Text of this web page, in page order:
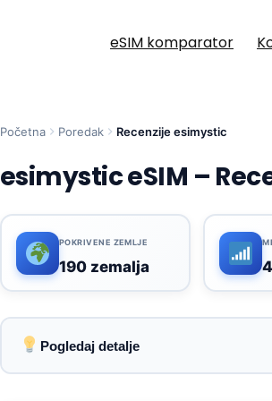
eSIM komparator
Početna Poredak Recenzije esimystic
esimystic eSIM –
POKRIVENE ZEMLJE
190 zemalja
Pogledaj detalje